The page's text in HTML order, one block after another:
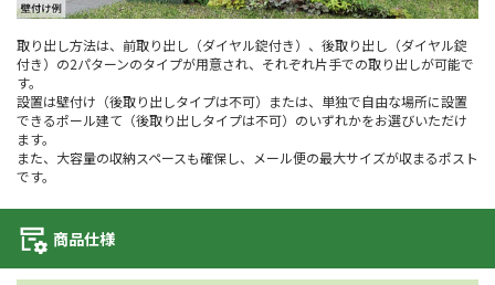
取り出し方法は、前取り出し（ダイヤル錠付き）、後取り出し（ダイヤル錠
付き）の2パターンのタイプが用意され、それぞれ片手での取り出しが可能で
す。
設置は壁付け（後取り出しタイプは不可）または、単独で自由な場所に設置
できるポール建て（後取り出しタイプは不可）のいずれかをお選びいただけ
ます。
また、大容量の収納スペースも確保し、メール便の最大サイズが収まるポスト
です。
商品仕様